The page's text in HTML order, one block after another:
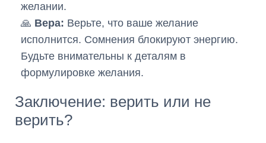
желании.
🙏 Вера: Верьте, что ваше желание
исполнится. Сомнения блокируют энергию.
Будьте внимательны к деталям в
формулировке желания.
Заключение: верить или не
верить?